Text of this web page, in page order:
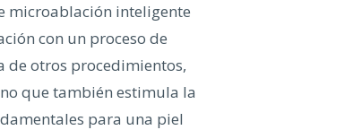
microablación inteligente
con un proceso de
de otros procedimientos,
que también estimula la
para una piel